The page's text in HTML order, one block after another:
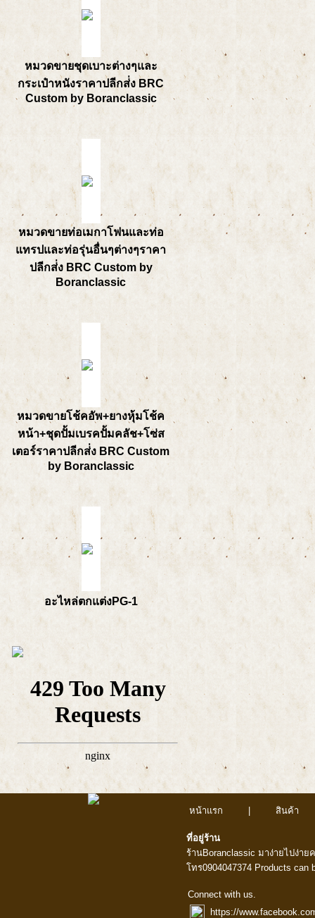
หมวดขายชุดเบาะต่างๆและ
กระเป๋าหนังราคาปลีกส่่ง BRC
Custom by Boranclassic
หมวดขายท่อเมกาโฟนและท่อ
แทรปและท่อรุ่นอื่นๆต่างๆราคา
ปลีกส่่ง BRC Custom by
Boranclassic
หมวดขายโช้คอัพ+ยางหุ้มโช้ค
หน้า+ชุดปั้มเบรคปั้มคลัช+โซ่ส
เตอร์ราคาปลีกส่่ง BRC Custom
by Boranclassic
อะไหล่ตกแต่งPG-1
หน้าแรก สินค้า
ที่อยู่ร้าน
ร้านBoranclassic มาง่ายไปง่า
โทร0904047374 Products can
Connect with us.
https://